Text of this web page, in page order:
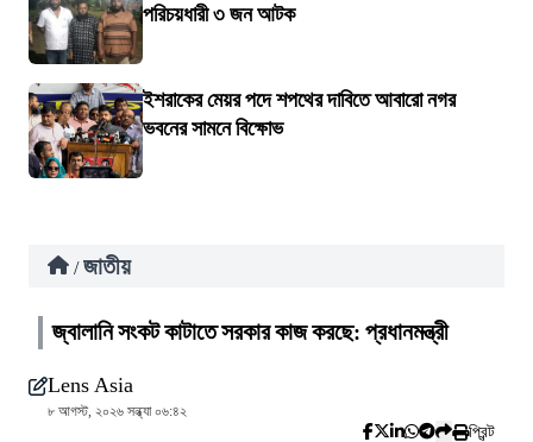
পরিচয়ধারী ৩ জন আটক
ইশরাকের মেয়র পদে শপথের দাবিতে আবারো নগর
ভবনের সামনে বিক্ষোভ
/ জাতীয়
জ্বালানি সংকট কাটাতে সরকার কাজ করছে: প্রধানমন্ত্রী
Lens Asia
৮ আগস্ট, ২০২৬ সন্ধ্যা ০৬:৪২
প্রিন্ট